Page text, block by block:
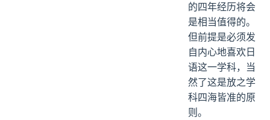
的四年经历将会
是相当值得的。
但前提是必须发
自内心地喜欢日
语这一学科，当
然了这是放之学
科四海皆准的原
则。